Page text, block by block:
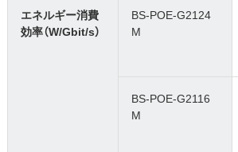
エネルギー消費
効率（W/Gbit/s）
BS-POE-G2124
M
BS-POE-G2116
M